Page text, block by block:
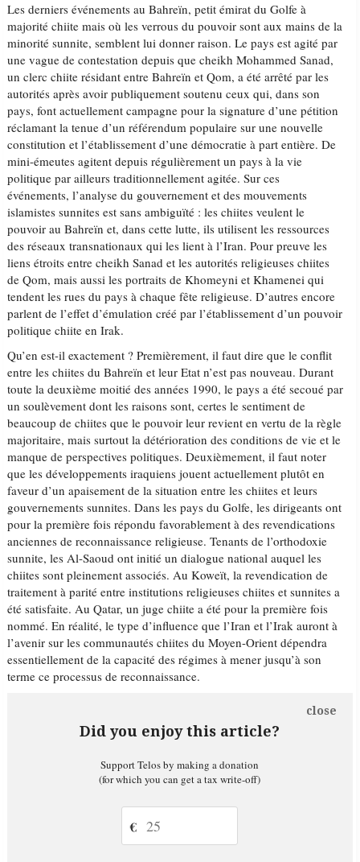
Les derniers événements au Bahreïn, petit émirat du Golfe à
majorité chiite mais où les verrous du pouvoir sont aux mains de la
minorité sunnite, semblent lui donner raison. Le pays est agité par
une vague de contestation depuis que cheikh Mohammed Sanad,
un clerc chiite résidant entre Bahreïn et Qom, a été arrêté par les
autorités après avoir publiquement soutenu ceux qui, dans son
pays, font actuellement campagne pour la signature d’une pétition
réclamant la tenue d’un référendum populaire sur une nouvelle
constitution et l’établissement d’une démocratie à part entière. De
mini-émeutes agitent depuis régulièrement un pays à la vie
politique par ailleurs traditionnellement agitée. Sur ces
événements, l’analyse du gouvernement et des mouvements
islamistes sunnites est sans ambiguïté : les chiites veulent le
pouvoir au Bahreïn et, dans cette lutte, ils utilisent les ressources
des réseaux transnationaux qui les lient à l’Iran. Pour preuve les
liens étroits entre cheikh Sanad et les autorités religieuses chiites
de Qom, mais aussi les portraits de Khomeyni et Khamenei qui
tendent les rues du pays à chaque fête religieuse. D’autres encore
parlent de l’effet d’émulation créé par l’établissement d’un pouvoir
politique chiite en Irak.
Qu’en est-il exactement ? Premièrement, il faut dire que le conflit
entre les chiites du Bahreïn et leur Etat n’est pas nouveau. Durant
toute la deuxième moitié des années 1990, le pays a été secoué par
un soulèvement dont les raisons sont, certes le sentiment de
beaucoup de chiites que le pouvoir leur revient en vertu de la règle
majoritaire, mais surtout la détérioration des conditions de vie et le
manque de perspectives politiques. Deuxièmement, il faut noter
que les développements iraquiens jouent actuellement plutôt en
faveur d’un apaisement de la situation entre les chiites et leurs
gouvernements sunnites. Dans les pays du Golfe, les dirigeants ont
pour la première fois répondu favorablement à des revendications
anciennes de reconnaissance religieuse. Tenants de l’orthodoxie
sunnite, les Al-Saoud ont initié un dialogue national auquel les
chiites sont pleinement associés. Au Koweït, la revendication de
traitement à parité entre institutions religieuses chiites et sunnites a
été satisfaite. Au Qatar, un juge chiite a été pour la première fois
nommé. En réalité, le type d’influence que l’Iran et l’Irak auront à
l’avenir sur les communautés chiites du Moyen-Orient dépendra
essentiellement de la capacité des régimes à mener jusqu’à son
terme ce processus de reconnaissance.
Did you enjoy this article?
close
Support Telos by making a donation
(for which you can get a tax write-off)
€